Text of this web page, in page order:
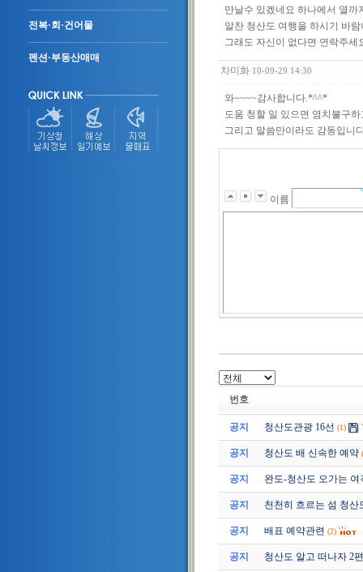
전복·회·건어물
펜션·부동산매매
만날수 있겠네요 하나에서 열
알찬 청산도 여행을 하시기 바람
그래도 자신이 없다면 연락주세
차미화 10-09-29 14:30
와~~~~감사합니다.*^^*
도움 청할 일 있으면 염치불구
그리고 말씀만이라도 감동입
이름
번호
공지 청산도관광 16선 (1)
공지 청산도 배 신속한 예약
공지 완도-청산도 오가는
공지 천천히 흐르는 섬 청산
공지 배표 예약관련 (2)
공지 청산도 알고 떠나자 2